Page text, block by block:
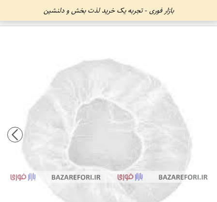
بازار فوری - تجربه یک خرید لذت بخش و دلنشین